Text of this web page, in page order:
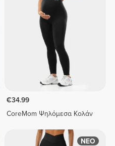
€34.99
CoreMom Ψηλόμεσα Κολάν
ΝΕΟ